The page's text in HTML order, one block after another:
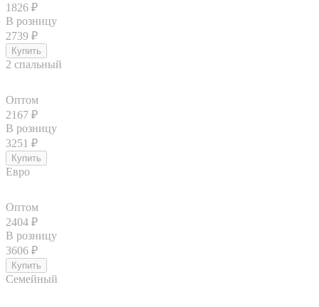
1826 ₽
В розницу
2739 ₽
2 спальный
Оптом
2167 ₽
В розницу
3251 ₽
Евро
Оптом
2404 ₽
В розницу
3606 ₽
Семейный